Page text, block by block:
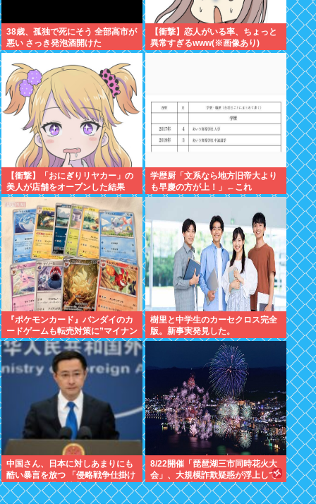
38歳、孤独で死にそう 全部高市が
悪い さっき発泡酒開けた
【衝撃】恋人がいる率、ちょっと
異常すぎるwww(※画像あり)
【衝撃】「おにぎりリヤカー」の
美人が店舗をオープンした結果
www(※画像あり)
学歴厨「文系なら地方旧帝大より
も早慶の方が上！」←これ
『ポケモンカード』バンダイのカ
ードゲームも転売対策に”マイナン
バー”導入開始「効果テキメン」
樹里と中学生のカーセクロス完全
版。新事実発見した。
中国さん、日本に対しあまりにも
酷い暴言を放つ 「侵略戦争仕掛け
たくせに原爆で被害者ビジネスす
るな」
8/22開催「琵琶湖三市同時花火大
会」、大規模詐欺疑惑が浮上して
SNS阿鼻叫喚